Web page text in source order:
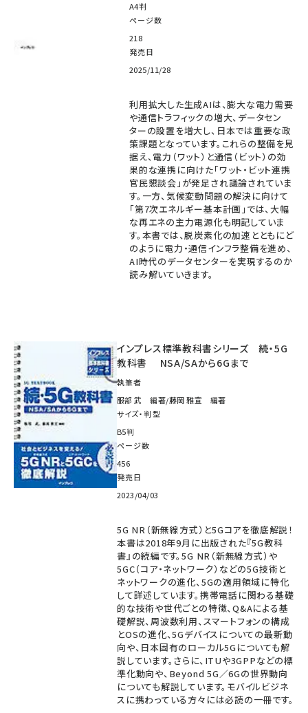
A4判
ページ数
218
発売日
2025/11/28
利用拡大した生成AIは、膨大な電力需要
や通信トラフィックの増大、データセン
ターの設置を増大し、日本では重要な政
策課題となっています。これらの整備を見
据え、電力（ワット）と通信（ビット）の効
果的な連携に向けた「ワット・ビット連携
官民懇談会」が発足され議論されていま
す。一方、気候変動問題の解決に向けて
「第7次エネルギー基本計画」では、大幅
な再エネの主力電源化も明記していま
す。本書では、脱炭素化の加速とともにど
のように電力・通信インフラ整備を進め、
AI時代のデータセンターを実現するのか
読み解いていきます。
インプレス標準教科書シリーズ 続・5G
教科書 NSA/SAから6Gまで
執筆者
服部 武 編著/藤岡 雅宣 編著
サイズ・判型
B5判
ページ数
456
発売日
2023/04/03
5G NR（新無線方式）と5Gコアを徹底解説！
本書は2018年9月に出版された『5G教科
書』の続編です。5G NR（新無線方式）や
5GC（コア・ネットワーク）などの5G技術と
ネットワークの進化、5Gの適用領域に特化
して詳述しています。携帯電話に関わる基礎
的な技術や世代ごとの特徴、Q&Aによる基
礎解説、周波数利用、スマートフォンの構成
とOSの進化、5Gデバイスについての最新動
向や、日本固有のローカル5Gについても解
説しています。さらに、ITUや3GPPなどの標
準化動向や、Beyond 5G／6Gの世界動向
についても解説しています。モバイルビジネ
スに携わっている方々には必読の一冊です。